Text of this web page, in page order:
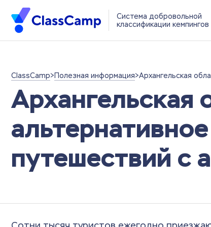
Система добровольной
классификации кемпингов
ClassCamp>Полезная информация>Архангельская
Архангельская
путешествий с